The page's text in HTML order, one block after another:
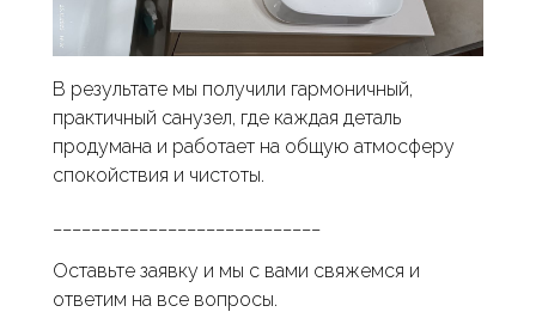
В результате мы получили гармоничный,
практичный санузел, где каждая деталь
продумана и работает на общую атмосферу
спокойствия и чистоты.
Оставьте заявку и мы с вами свяжемся и
ответим на все вопросы.